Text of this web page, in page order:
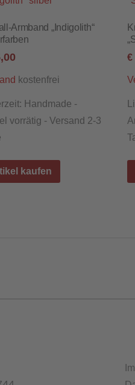
Armband „Indigolith“
kostenfrei
Handmade -
vorrätig - Versand 2-3
kaufen
€